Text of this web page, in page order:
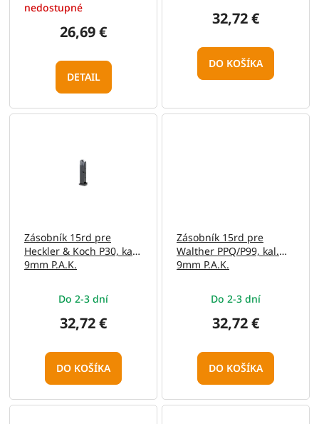
nedostupné
26,69 €
DETAIL
32,72 €
DO KOŠÍKA
Zásobník 15rd pre
Heckler & Koch P30, kal.
9mm P.A.K.
Do 2-3 dní
32,72 €
DO KOŠÍKA
Zásobník 15rd pre
Walther PPQ/P99, kal.
9mm P.A.K.
Do 2-3 dní
32,72 €
DO KOŠÍKA